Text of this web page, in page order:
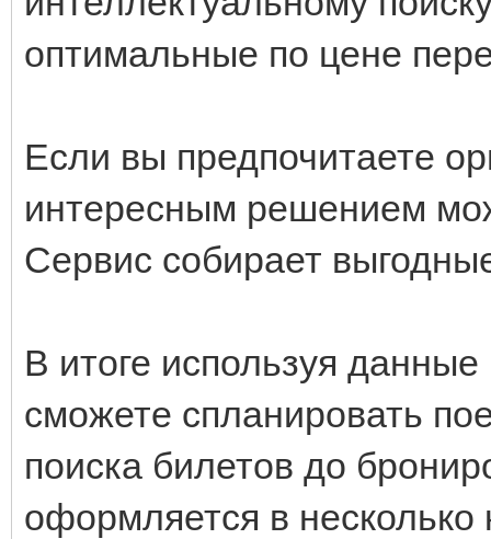
оптимальные по цене
Если вы предпочитаете
интересным решением
Сервис собирает
В итоге используя
сможете спланировать
поиска билетов до
оформляется в несколько